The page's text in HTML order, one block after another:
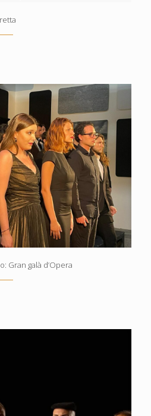
Gran galà d’Opera